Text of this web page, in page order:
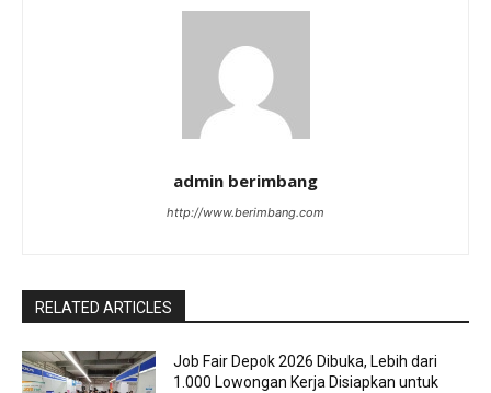
admin berimbang
http://www.berimbang.com
RELATED ARTICLES
Job Fair Depok 2026 Dibuka, Lebih dari
1.000 Lowongan Kerja Disiapkan untuk